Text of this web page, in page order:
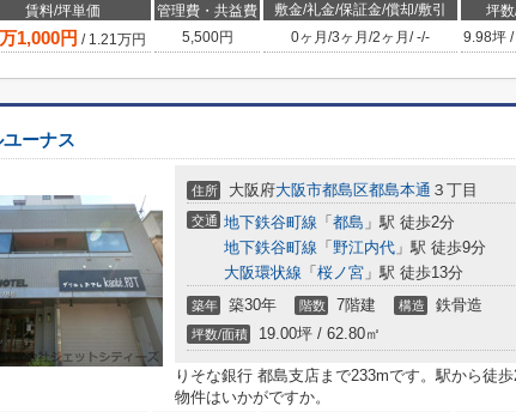
賃料/坪単価 管理費・共益費 敷金/礼金/保証金/償却/敷引 坪
1,000円 / 1.21万円 5,500円 0ヶ月 /3ヶ月 /2ヶ月 /-/- 9.98坪
ーナス
住所 大阪府大阪市都島区都島本通 ３丁目
交通 地下鉄谷町線 「 都島 」駅 徒歩2分
地下鉄谷町線 「 野江内代 」駅 徒歩9分
大阪環状線 「 桜ノ宮 」駅 徒歩13分
築年 築30年 階数 7階建 構造 鉄骨造
坪数/面積 19.00坪 / 62.80㎡
りそな銀行 都島支店まで233mです。駅から徒
物件はいかがですか。